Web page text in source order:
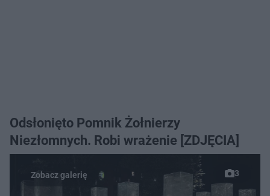
Odsłonięto Pomnik Żołnierzy
Niezłomnych. Robi wrażenie [ZDJĘCIA]
3